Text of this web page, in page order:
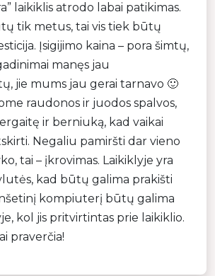
laikiklis atrodo labai patikimas.
tik metus, tai vis tiek būtų
Įsigijimo kaina – pora šimtų,
manęs jau
jie mums jau gerai tarnavo 🙂
raudonos ir juodos spalvos,
ir berniuką, kad vaikai
Negaliu pamiršti dar vieno
tai – įkrovimas. Laikiklyje yra
kad būtų galima prakišti
kompiuterį būtų galima
kol jis pritvirtintas prie laikiklio.
praverčia!